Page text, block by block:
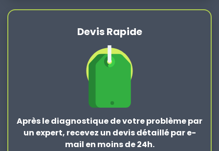
Devis Rapide
Après lediagnostique de votre problèmepar
un expert, recevez un devis détaillé par e-
mail en moins de 24h.